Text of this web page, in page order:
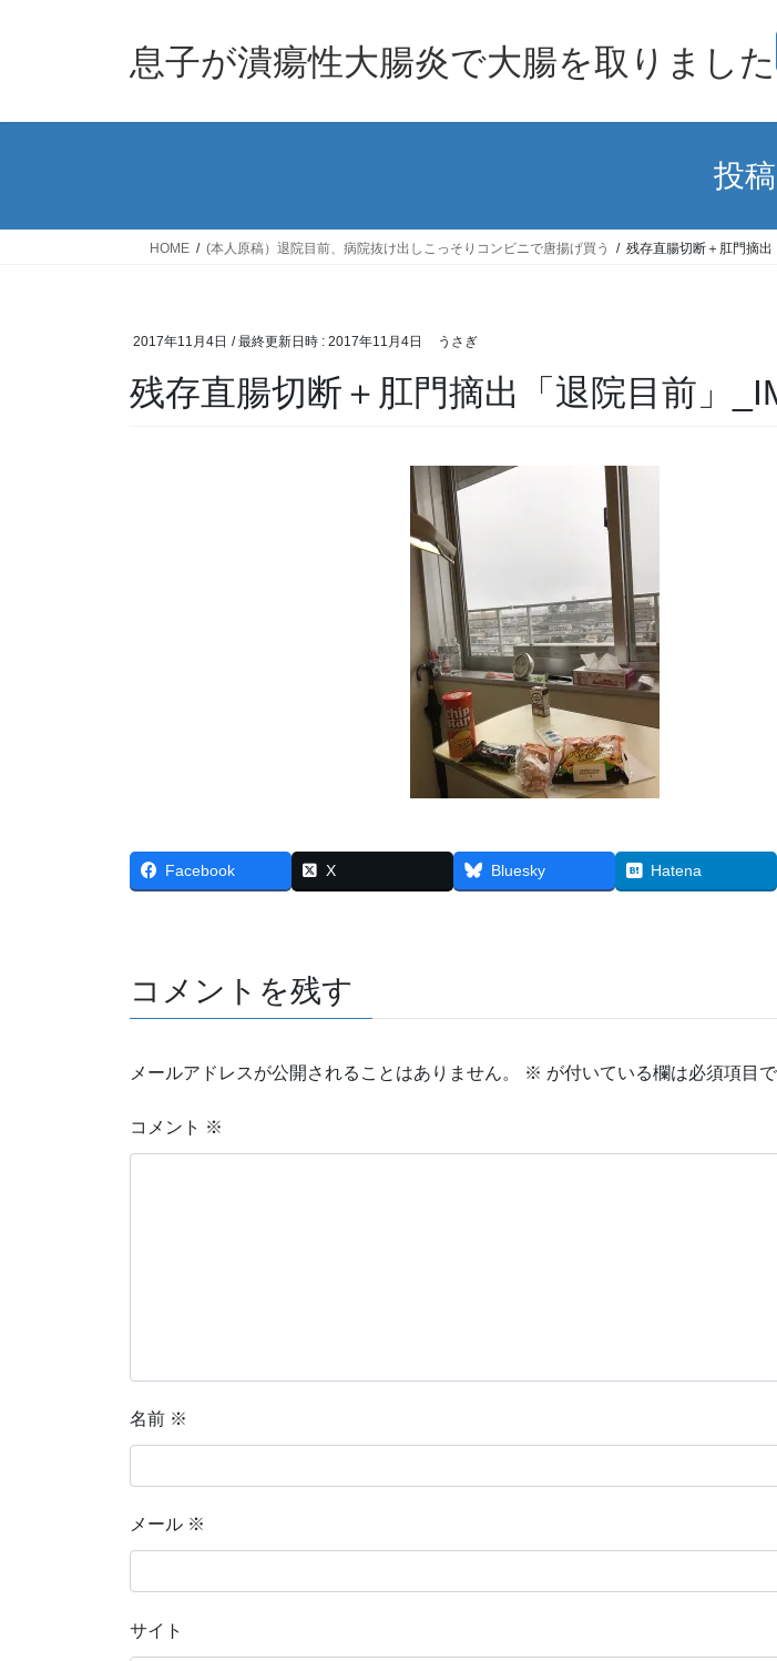
息子が潰瘍性大腸炎で大腸を取りました
投稿
HOME (本人原稿）退院目前、病院抜け出しこっそりコンビニで唐揚げ買う 残存直腸切断＋肛門摘
2017年11月4日 / 最終更新日時 : 2017年11月4日 うさぎ
残存直腸切断＋肛門摘出「退院目前」
Facebook X Bluesky Hatena
コメントを残す
メールアドレスが公開されることはありません。 ※ が付いている欄は必須項目
コメント ※
名前 ※
メール ※
サイト